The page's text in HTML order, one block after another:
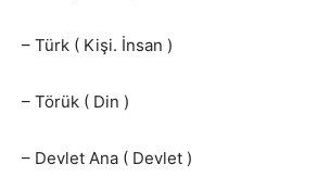
– Türk ( Kişi. İnsan )
– Törük ( Din )
– Devlet Ana ( Devlet )